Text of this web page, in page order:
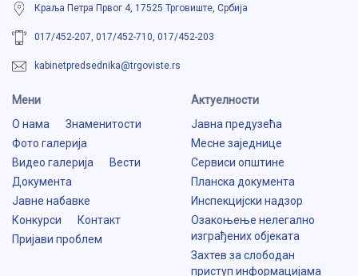
Краља Петра Првог 4, 17525 Трговиште, Србија
017/452-207, 017/452-710, 017/452-203
kabinetpredsednika@trgoviste.rs
Мени
О нама
Знаменитости
Фото галерија
Видео галерија
Вести
Документа
Јавне набавке
Конкурси
Контакт
Пријави проблем
Aктуелности
Јавна предузећа
Месне заједнице
Сервиси општине
Планска документа
Инспекцијски надзор
Озакоњење нелегално
изграђених објеката
Захтев за слободан
приступ информацијама